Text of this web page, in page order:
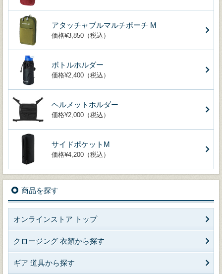
アタッチャブルマルチポーチ M
価格¥3,850（税込）
ボトルホルダー
価格¥2,400（税込）
ヘルメットホルダー
価格¥2,000（税込）
サイドポケットM
価格¥4,200（税込）
商品を探す
オンラインストア トップ
クロージング 衣類から探す
ギア 道具から探す